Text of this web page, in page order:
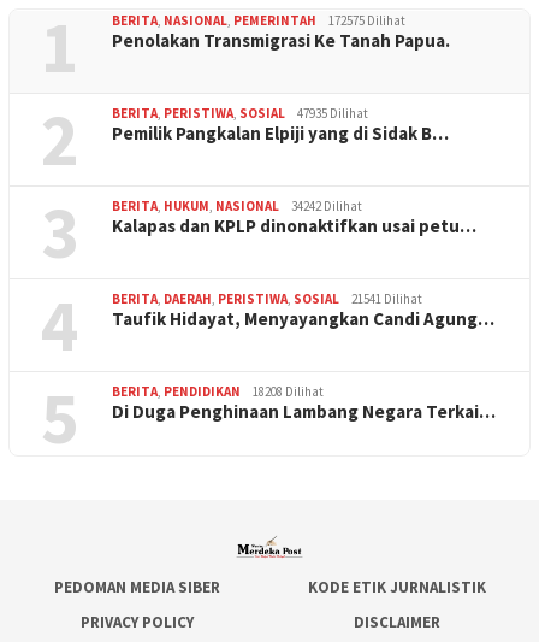
1 BERITA, NASIONAL, PEMERINTAH 172575 Dilihat
Penolakan Transmigrasi Ke Tanah Papua.
2 BERITA, PERISTIWA, SOSIAL 47935 Dilihat
Pemilik Pangkalan Elpiji yang di Sidak B…
3 BERITA, HUKUM, NASIONAL 34242 Dilihat
Kalapas dan KPLP dinonaktifkan usai petu…
4 BERITA, DAERAH, PERISTIWA, SOSIAL 21541 Dilihat
Taufik Hidayat, Menyayangkan Candi Agung…
5 BERITA, PENDIDIKAN 18208 Dilihat
Di Duga Penghinaan Lambang Negara Terkai…
PEDOMAN MEDIA SIBER
KODE ETIK JURNALISTIK
PRIVACY POLICY
DISCLAIMER